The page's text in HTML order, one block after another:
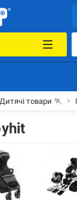
Дитячі товари 🏃